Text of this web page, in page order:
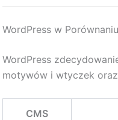
WordPress w
WordPress
motywów i wtyczek
CMS